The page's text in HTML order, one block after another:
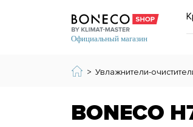
> Увлажнители-
BONECO